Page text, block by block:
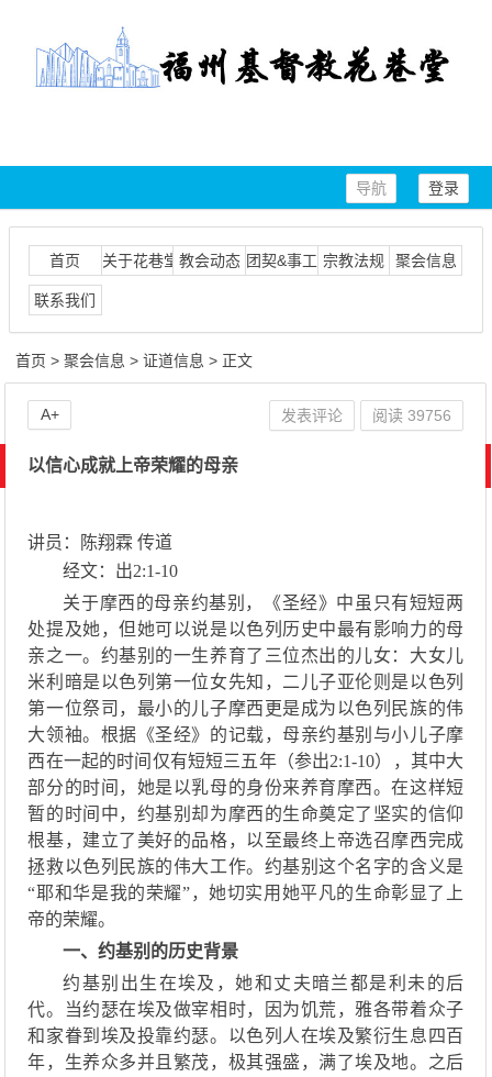
登录
导航
首页 关于花巷堂 教会动态 团契&事工 宗教法规 聚会信息
联系我们
首页 >聚会信息 >证道信息 > 正文
以信心成就上帝荣耀的母亲
讲员：陈翔霖 传道
经文：出2:1-10
关于摩西的母亲约基别，《圣经》中虽只有短短两
处提及她，但她可以说是以色列历史中最有影响力的母
亲之一。约基别的一生养育了三位杰出的儿女：大女儿
米利暗是以色列第一位女先知，二儿子亚伦则是以色列
第一位祭司，最小的儿子摩西更是成为以色列民族的伟
大领袖。根据《圣经》的记载，母亲约基别与小儿子摩
西在一起的时间仅有短短三五年（参出2:1-10），其中大
部分的时间，她是以乳母的身份来养育摩西。在这样短
暂的时间中，约基别却为摩西的生命奠定了坚实的信仰
根基，建立了美好的品格，以至最终上帝选召摩西完成
拯救以色列民族的伟大工作。约基别这个名字的含义是
“耶和华是我的荣耀”，她切实用她平凡的生命彰显了上
帝的荣耀。
一、约基别的历史背景
约基别出生在埃及，她和丈夫暗兰都是利未的后
代。当约瑟在埃及做宰相时，因为饥荒，雅各带着众子
和家眷到埃及投靠约瑟。以色列人在埃及繁衍生息四百
年，生养众多并且繁茂，极其强盛，满了埃及地。之后
发表评论 阅读39756
A+